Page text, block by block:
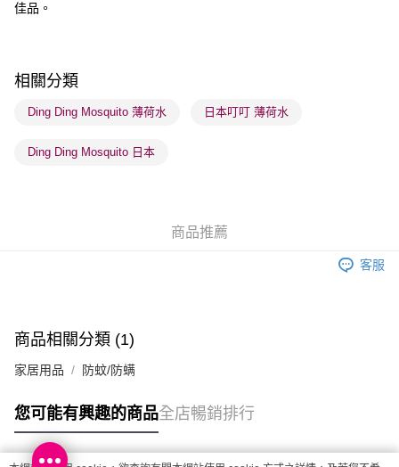
順豐自助櫃 - 確認發貨後1-3個工作天送達
順豐站及營業點 - 確認發貨後1-3個工作天送達
物流公司進行物流配送
取。逾期會取消訂單，並不會安排重寄
每筆HK$20.00，滿HK$100.00或以上免運費
澳門地區配送 - 確認發貨後1-4個工作天送達
佳品。
相關分類
Ding Ding Mosquito 薄荷水 日本叮叮 薄荷水
Ding Ding Mosquito 日本
商品推薦
客服
商品相關分類 (1)
家居用品 防蚊/防螨
您可能有興趣的商品全店暢銷排行